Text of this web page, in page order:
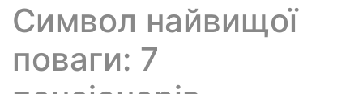
Символ найвищої
поваги: 7